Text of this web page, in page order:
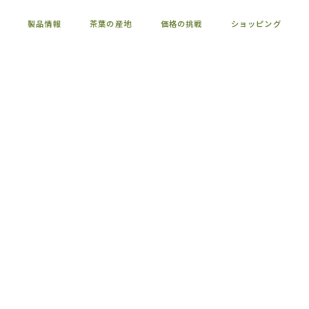
製品情報 茶葉の産地 価格の挑戦 ショッピング